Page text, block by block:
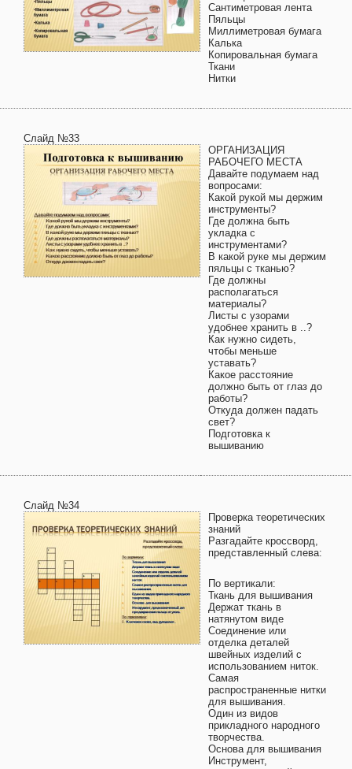
Сантиметровая лента
Пяльцы
Миллиметровая бумага
Калька
Копировальная бумага
Ткани
Нитки
Слайд №33
ОРГАНИЗАЦИЯ
РАБОЧЕГО МЕСТА
Давайте подумаем над
вопросами:
Какой рукой мы держим
инструменты?
Где должна быть
укладка с
инструментами?
В какой руке мы держим
пяльцы с тканью?
Где должны
располагаться
материалы?
Листы с узорами
удобнее хранить в ..?
Как нужно сидеть,
чтобы меньше
уставать?
Какое расстояние
должно быть от глаз до
работы?
Откуда должен падать
свет?
Подготовка к
вышиванию
Слайд №34
Проверка теоретических
знаний
Разгадайте кроссворд,
представленный слева:
По вертикали:
Ткань для вышивания
Держат ткань в
натянутом виде
Соединение или
отделка деталей
швейных изделий с
использованием ниток.
Самая
распространенные нитки
для вышивания.
Один из видов
прикладного народного
творчества.
Основа для вышивания
Инструмент,